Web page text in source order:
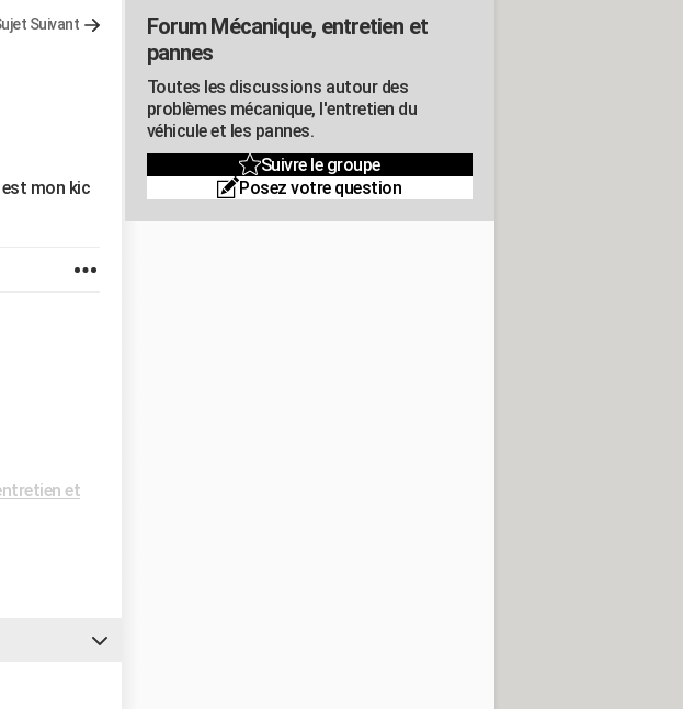
Suivant
mon kic
et
Forum Mécanique, entretien et
pannes
Toutes les discussions autour des
problèmes mécanique, l'entretien du
véhicule et les pannes.
Suivre le groupe
Posez votre question